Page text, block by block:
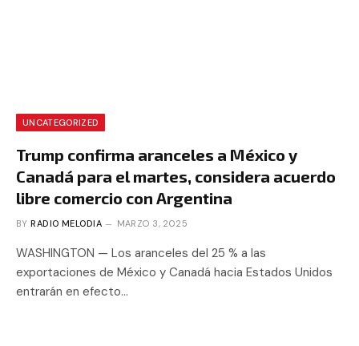
UNCATEGORIZED
Trump confirma aranceles a México y
Canadá para el martes, considera acuerdo
libre comercio con Argentina
BY RADIO MELODIA MARZO 3, 2025
WASHINGTON — Los aranceles del 25 % a las
exportaciones de México y Canadá hacia Estados Unidos
entrarán en efecto…